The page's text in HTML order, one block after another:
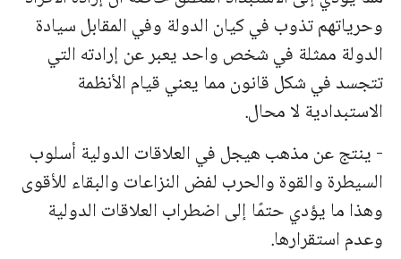
وحرياتهم تذوب في كيان الدولة وفي المقابل سيادة
الدولة ممثلة في شخص واحد يعبر عن إرادته التي
تتجسد في شكل قانون مما يعني قيام الأنظمة
الاستبدادية لا محال.
- ينتج عن مذهب هيجل في العلاقات الدولية أسلوب
السيطرة والقوة والحرب لفض النزاعات والبقاء للأقوى
وهذا ما يؤدي حتمًا إلى اضطراب العلاقات الدولية
وعدم استقرارها.